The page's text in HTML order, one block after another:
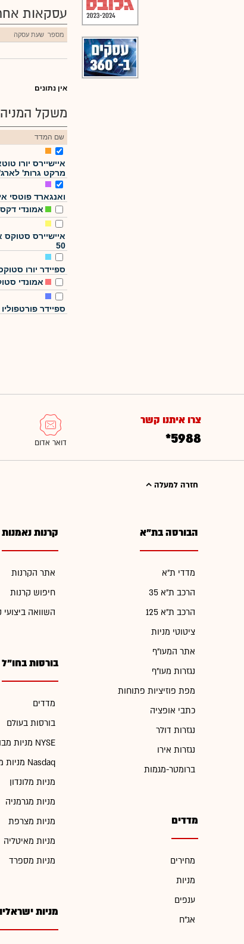
עסקאות
מספר שעת עסקה
אין נתונים
משקל
שם המדד
איישיירס יורו
מרקט גרות'
ואנגארד פוטסי
אמונדי דקס
איישיירס סטוקס
50
ספיידר יורו
אמונדי סטוקס
ספיידר
צרו איתנו קשר
*5988
חזרה למעלה
הבורסה בת"א
מדדי ת"א
הרכב ת"א 35
הרכב ת"א 125
ציטוטי מניות
אתר המעו"ף
נגזרות מעו"ף
מפת פוזיציות פתוחות
כתבי אופציה
נגזרות דולר
נגזרות אירו
ברומטר-מגמות
מדדים
מחירים
מניות
ענפים
אג"ח
קרנות נאמנות
אתר הקרנות
חיפוש קרנות
השוואה ביצועי
בורסות בחו"ל
מדדים
בורסות בעולם
מניות מבורסת NYSE
מניות מבורסת Nasdaq
מניות מלונדון
מניות מגרמניה
מניות מצרפת
מניות מאיטליה
מניות מספרד
מניות